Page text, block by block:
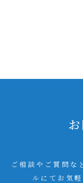
ご相談やご質問な
ルにてお気